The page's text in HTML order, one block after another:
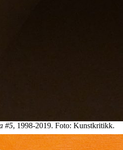
#5, 1998-2019. Foto: Kunstkritikk.